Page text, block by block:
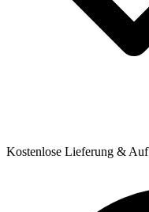
Kostenlose Lieferung &